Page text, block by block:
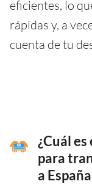
eficientes, lo
rápidas y, a
cuenta de tu
¿Cuál
para
a